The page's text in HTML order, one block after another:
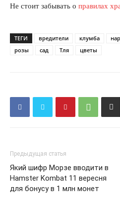
Не стоит забывать о правилах
ТЕГИ вредители клумба
розы
сад Тля цветы
Предыдущая статья
Який шифр Морзе вводити в
Hamster Kombat 11 вересня
для бонусу в 1 млн монет